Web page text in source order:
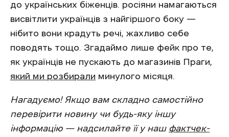
до українських біженців. росіяни намагаються
висвітлити українців з найгіршого боку —
нібито вони крадуть речі, жахливо себе
поводять тощо. Згадаймо лише фейк про те,
як українців не пускають до магазинів Праги,
який ми розбирали минулого місяця.
Нагадуємо! Якщо вам складно самостійно
перевірити новину чи будь-яку іншу
інформацію — надсилайте її у наш фактчек-